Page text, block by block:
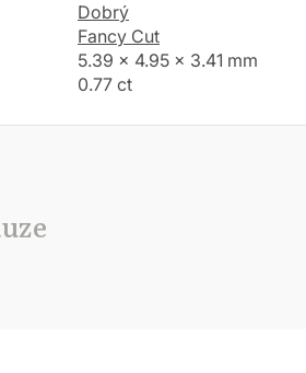
Dobrý
Fancy Cut
5.39 x 4.95 x 3.41 mm
0.77 ct